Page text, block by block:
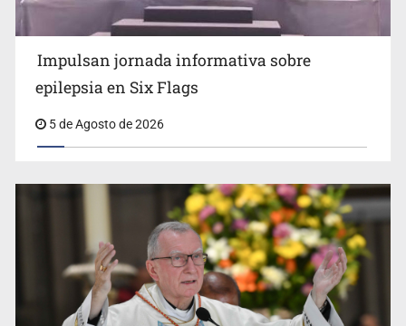
Impulsan jornada informativa sobre epilepsia en Six
Flags
Impulsan jornada informativa sobre
epilepsia en Six Flags
5 de Agosto de 2026